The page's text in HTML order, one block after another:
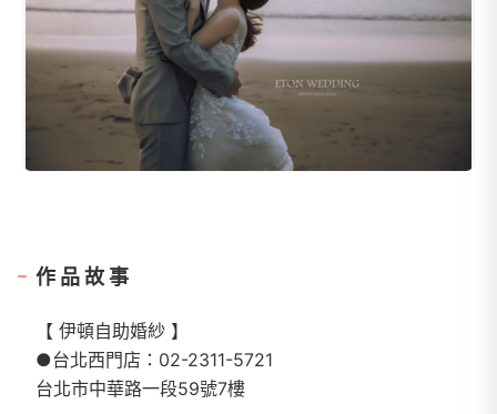
作品故事
【 伊頓自助婚紗 】
●台北西門店：02-2311-5721
台北市中華路一段59號7樓